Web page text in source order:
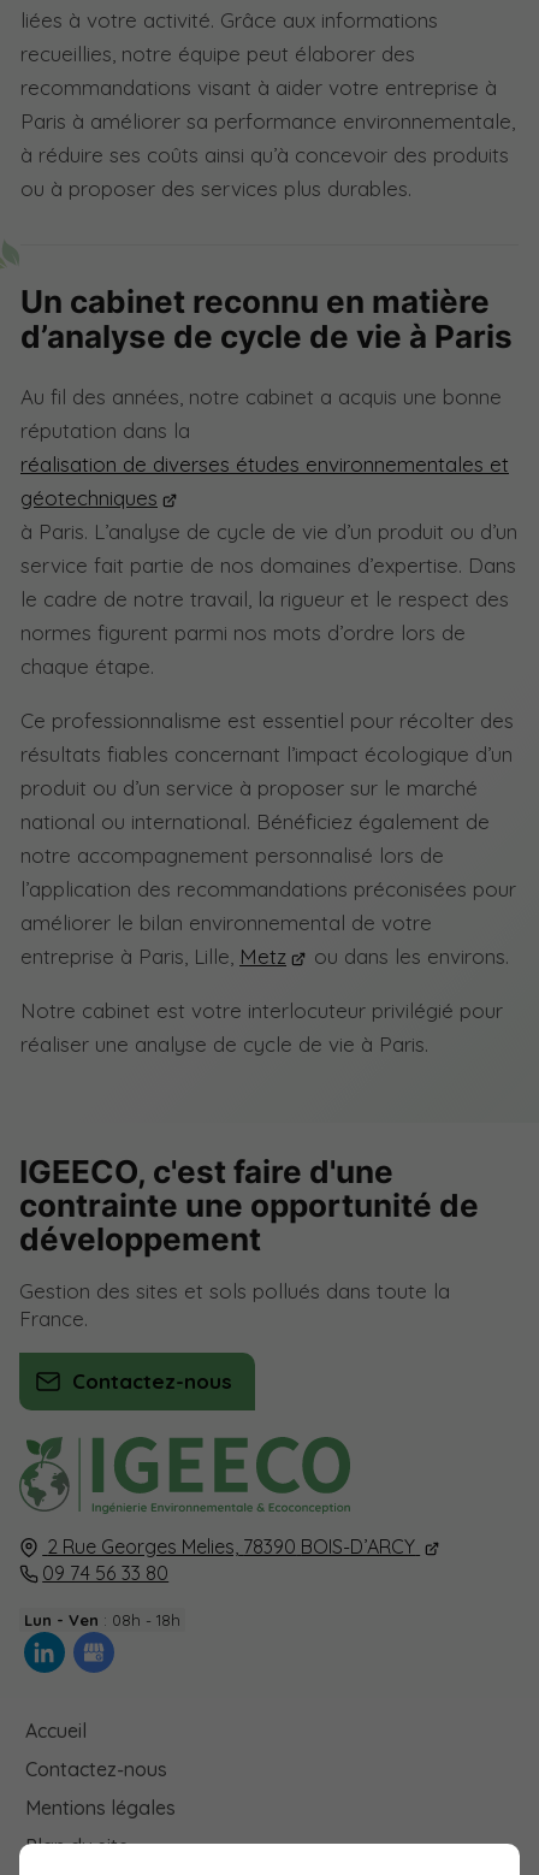
liées à votre activité. Grâce aux informations
recueillies, notre équipe peut élaborer des
recommandations visant à aider votre entreprise à
Paris à améliorer sa performance environnementale,
à réduire ses coûts ainsi qu’à concevoir des produits
ou à proposer des services plus durables.
Un cabinet reconnu en matière
d’analyse de cycle de vie à Paris
Au fil des années, notre cabinet a acquis une bonne
réputation dans la
réalisation de diverses études environnementales et
géotechniques
à Paris. L’analyse de cycle de vie d’un produit ou d’un
service fait partie de nos domaines d’expertise. Dans
le cadre de notre travail, la rigueur et le respect des
normes figurent parmi nos mots d’ordre lors de
chaque étape.
Ce professionnalisme est essentiel pour récolter des
résultats fiables concernant l’impact écologique d’un
produit ou d’un service à proposer sur le marché
national ou international. Bénéficiez également de
notre accompagnement personnalisé lors de
l’application des recommandations préconisées pour
améliorer le bilan environnemental de votre
entreprise à Paris, Lille, Metz ou dans les environs.
Notre cabinet est votre interlocuteur privilégié pour
réaliser une analyse de cycle de vie à Paris.
2 Rue Georges Melies, 78390 BOIS-D’ARCY
09 74 56 33 80
Lun - Ven : 08h - 18h
Accueil
Contactez-nous
Mentions légales
Plan du site
IGEECO, c'est faire d'une
contrainte une opportunité de
développement
Gestion des sites et sols pollués dans toute la
France.
Contactez-nous